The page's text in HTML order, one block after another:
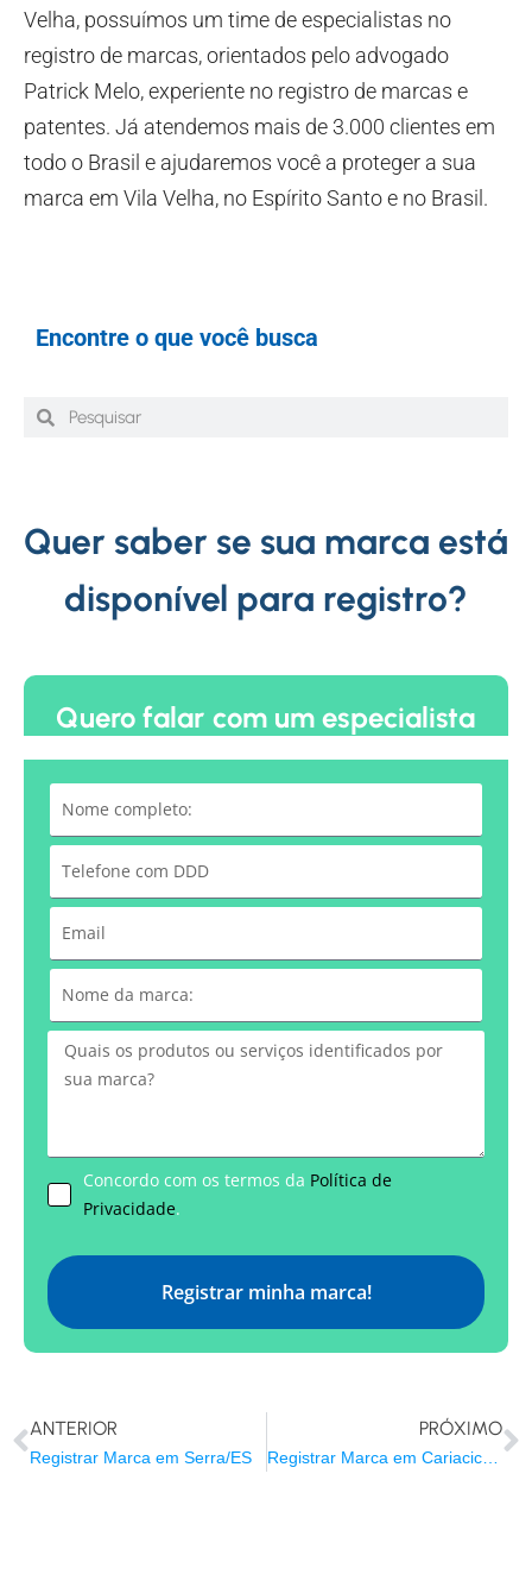
Velha, possuímos um time de especialistas no
registro de marcas, orientados pelo advogado
Patrick Melo, experiente no registro de marcas e
patentes. Já atendemos mais de 3.000 clientes em
todo o Brasil e ajudaremos você a proteger a sua
marca em Vila Velha, no Espírito Santo e no Brasil.
Encontre o que você busca
Quer saber se sua marca está
disponível para registro?
Quero falar com um especialista
Concordo com os termos da Política de
Privacidade.
Registrar minha marca!
ANTERIOR
Registrar Marca em Serra/ES
PRÓXIMO
Registrar Marca em Cariacica/ES